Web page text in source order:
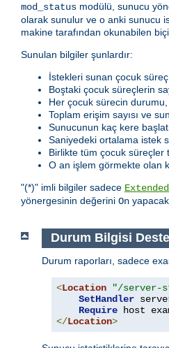
mod_status modülü, sunucu
olarak sunulur ve o anki sunucu
makine tarafından okunabilen
Sunulan bilgiler şunlardır:
İstekleri sunan çocuk süreç
Boştaki çocuk süreçlerin
Her çocuk sürecin
Toplam erişim sayısı ve
Sunucunun kaç kere
Saniyedeki ortalama istek
Birlikte tüm çocuk süreçler
O an işlem görmekte olan
"(*)" imli bilgiler sadece
yönergesinin değerini On
Durum Bilgisi
Durum raporları, sadece
<Location "/server-
SetHandler
Require host
</Location>